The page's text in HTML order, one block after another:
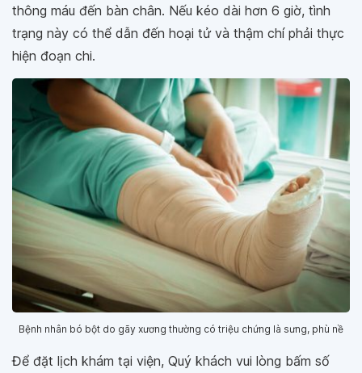
thông máu đến bàn chân. Nếu kéo dài hơn 6 giờ, tình
trạng này có thể dẫn đến hoại tử và thậm chí phải thực
hiện đoạn chi.
Bệnh nhân bó bột do gãy xương thường có triệu chứng là sưng, phù nề
Để đặt lịch khám tại viện, Quý khách vui lòng bấm số